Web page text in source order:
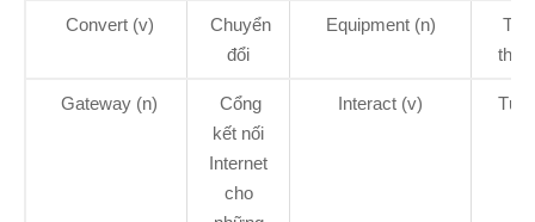
Convert (v)
Chuyển
đổi
Equipment (n)
thiết
Gateway (n)
Cổng
kết nối
Internet
cho
Interact (v)